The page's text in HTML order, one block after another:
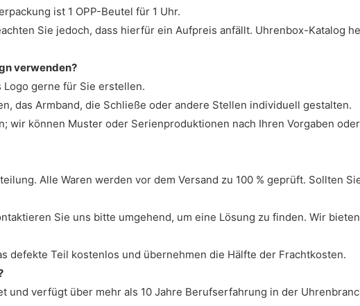
ist 1 OPP-Beutel für 1 Uhr.
Sie jedoch, dass hierfür ein Aufpreis anfällt. Uhrenbox-Katalog
verwenden?
gerne für Sie erstellen.
das Armband, die Schließe oder andere Stellen individuell gestalten.
wir können Muster oder Serienproduktionen nach Ihren Vorgaben
Alle Waren werden vor dem Versand zu 100 % geprüft. Sollten
Sie uns bitte umgehend, um eine Lösung zu finden. Wir
defekte Teil kostenlos und übernehmen die Hälfte der Frachtkosten.
und verfügt über mehr als 10 Jahre Berufserfahrung in der